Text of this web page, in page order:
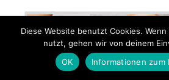
Diese Website benutzt Cookies.
nutzt, gehen wir von deinem
OK
Informationen zum